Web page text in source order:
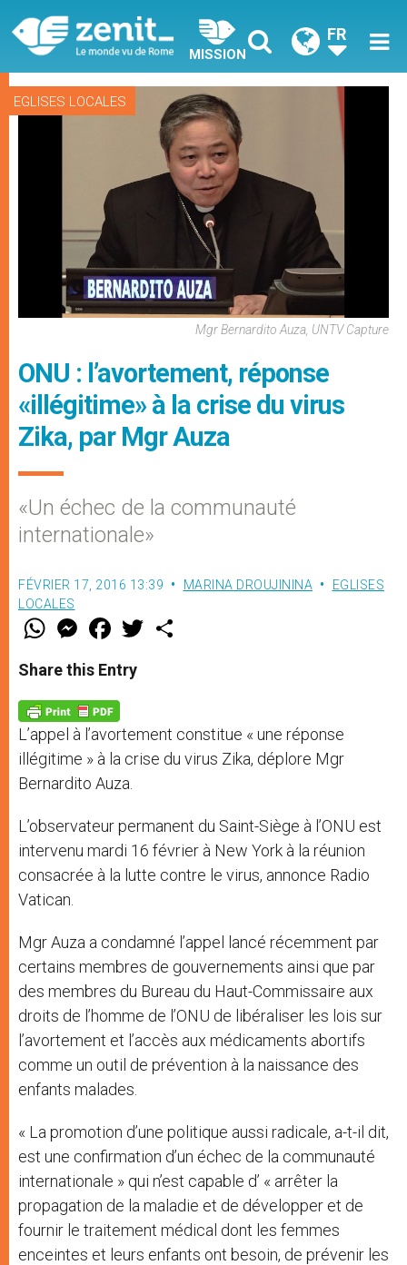
MISSION
FR
EGLISES LOCALES
Mgr Bernardito Auza, UNTV Capture
ONU : l’avortement, réponse
«illégitime» à la crise du virus
Zika, par Mgr Auza
«Un échec de la communauté
internationale»
FÉVRIER 17, 2016 13:39 MARINA DROUJININA
EGLISES
LOCALES
W
t
s
p
p
M
e
s
e
g
e
r
F
a
e
b
o
k
w
Share this Entry
L’appel à l’avortement constitue « une réponse
illégitime » à la crise du virus Zika, déplore Mgr
Bernardito Auza.
L’observateur permanent du Saint-Siège à l’ONU est
intervenu mardi 16 février à New York à la réunion
consacrée à la lutte contre le virus, annonce Radio
Vatican.
Mgr Auza a condamné l’appel lancé récemment par
certains membres de gouvernements ainsi que par
des membres du Bureau du Haut-Commissaire aux
droits de l’homme de l’ONU de libéraliser les lois sur
l’avortement et l’accès aux médicaments abortifs
comme un outil de prévention à la naissance des
enfants malades.
« La promotion d’une politique aussi radicale, a-t-il dit,
est une confirmation d’un échec de la communauté
internationale » qui n’est capable d’ « arrêter la
propagation de la maladie et de développer et de
fournir le traitement médical dont les femmes
enceintes et leurs enfants ont besoin, de prévenir les